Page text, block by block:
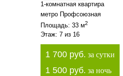
1-комнатная квартира
метро Профсоюзная
Площадь: 33 м2
Этаж: 7 из 16
1 700 руб. за сутки
1 500 руб. за ночь